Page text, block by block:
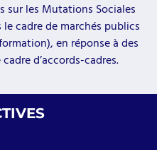
sur les Mutations Sociales
cadre de marchés publics
en réponse à des
d’accords-cadres.